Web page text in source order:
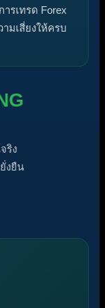
รเทรด Forex
มเสี่ยงให้ครบ
ริง
งยืน